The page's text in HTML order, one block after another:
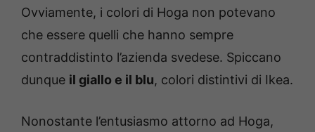
Ovviamente, i colori di Hoga non potevano
che essere quelli che hanno sempre
contraddistinto l’azienda svedese. Spiccano
dunque il giallo e il blu, colori distintivi di Ikea.
Nonostante l’entusiasmo attorno ad Hoga,